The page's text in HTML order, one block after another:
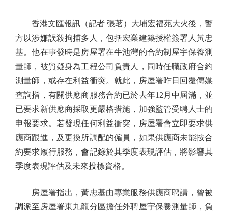
香港文匯報訊（記者 張茗）大埔宏福苑大火後，警
方以涉嫌誤殺拘捕多人，包括宏業建築授權簽署人黃忠
基。他在事發時是房屋署在牛池灣的合約制屋宇保養測
量師，被質疑身為工程公司負責人，同時任職政府合約
測量師，或存在利益衝突。就此，房屋署昨日回覆傳媒
查詢指，有關供應商服務合約已於去年12月中屆滿，並
已要求新供應商採取更嚴格措施，加強監管受聘人士的
申報要求。若發現任何利益衝突，房屋署會立即要求供
應商跟進，及更換所調配的僱員，如果供應商未能按合
約要求履行服務，會記錄於其季度表現評估，將影響其
季度表現評估及未來投標資格。
房屋署指出，黃忠基由專業服務供應商聘請，曾被
調派至房屋署東九龍分區擔任外聘屋宇保養測量師，負